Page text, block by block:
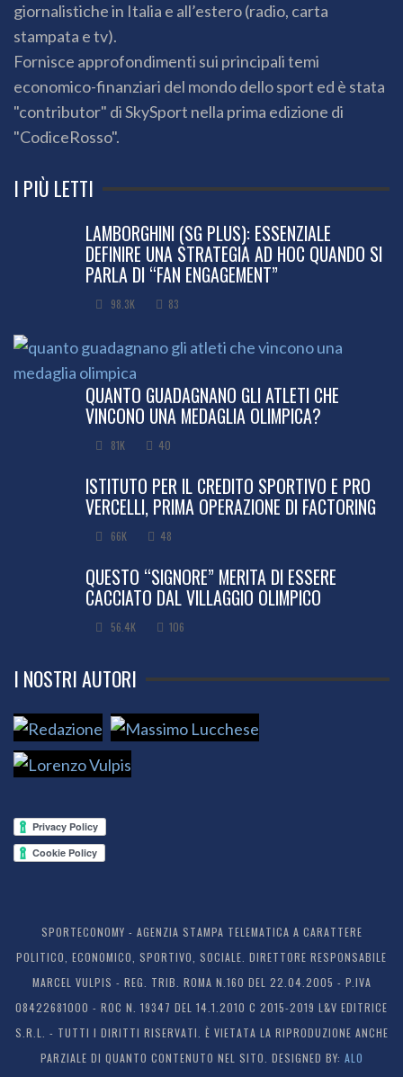
giornalistiche in Italia e all’estero (radio, carta
stampata e tv).
Fornisce approfondimenti sui principali temi
economico-finanziari del mondo dello sport ed è stata
"contributor" di SkySport nella prima edizione di
"CodiceRosso".
I PIÙ LETTI
LAMBORGHINI (SG PLUS): ESSENZIALE
DEFINIRE UNA STRATEGIA AD HOC QUANDO SI
PARLA DI “FAN ENGAGEMENT”
98.3K 83
QUANTO GUADAGNANO GLI ATLETI CHE
VINCONO UNA MEDAGLIA OLIMPICA?
81K 40
ISTITUTO PER IL CREDITO SPORTIVO E PRO
VERCELLI, PRIMA OPERAZIONE DI FACTORING
66K 48
QUESTO “SIGNORE” MERITA DI ESSERE
CACCIATO DAL VILLAGGIO OLIMPICO
56.4K 106
I NOSTRI AUTORI
SPORTECONOMY - AGENZIA STAMPA TELEMATICA A CARATTERE
POLITICO, ECONOMICO, SPORTIVO, SOCIALE. DIRETTORE RESPONSABILE
MARCEL VULPIS - REG. TRIB. ROMA N.160 DEL 22.04.2005 - P.IVA
08422681000 - ROC N. 19347 DEL 14.1.2010 C 2015-2019 L&V EDITRICE
S.R.L. - TUTTI I DIRITTI RISERVATI. È VIETATA LA RIPRODUZIONE ANCHE
PARZIALE DI QUANTO CONTENUTO NEL SITO. DESIGNED BY: ALO